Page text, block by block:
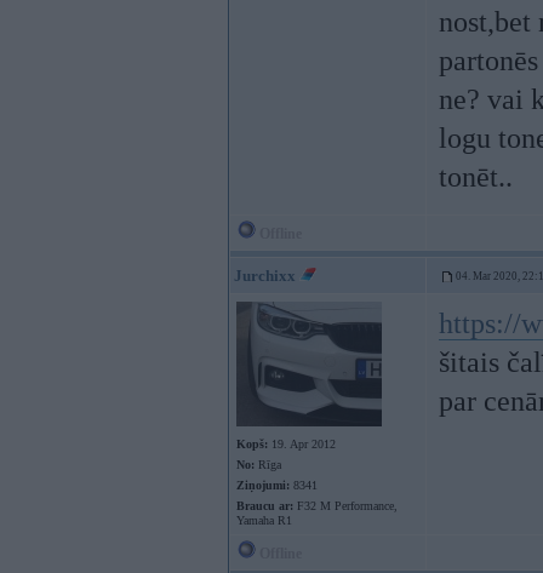
nost,bet
ne? vai
logu
tonēt..
Jurchixx 04. Mar 2020,
Kopš: 19. Apr 2012
No: Rīga
Ziņojumi: 8341
Braucu ar: F32 M Performance,
Yamaha R1
https://
šitais
par